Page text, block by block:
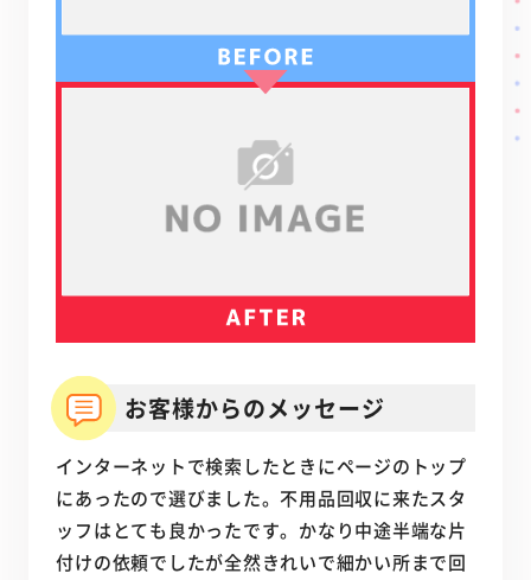
お客様からのメッセージ
インターネットで検索したときにページのトップ
にあったので選びました。不用品回収に来たスタ
ッフはとても良かったです。かなり中途半端な片
付けの依頼でしたが全然きれいで細かい所まで回